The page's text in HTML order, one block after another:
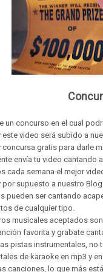
un concurso en el cual
este video será subido a
concursa gratis para darle
envía tu video cantando
cada semana el mejor
por supuesto a nuestro Blog
pueden ser cantando
de cualquier tipo.
musicales aceptados
favorita y grabate
pistas instrumentales, no
de karaoke en mp3 y
canciones, lo que más